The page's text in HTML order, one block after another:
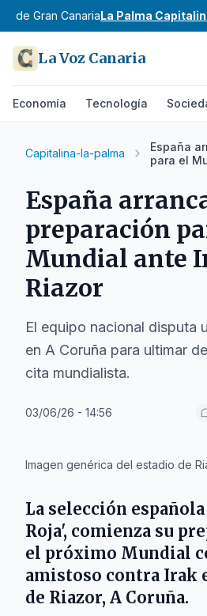
de Gran CanariaLa Palma
La Voz Canaria
Economía Tecnología
Capitalina-la-palma
España
para el
España
preparación
Mundial ante
Riazor
El equipo nacional disputa
en A Coruña para ultimar
cita mundialista.
03/06/26 - 14:56
Imagen genérica del estadio de
La selección
Roja', comienza su
el próximo Mundial
amistoso contra Irak
de Riazor, A Coruña.